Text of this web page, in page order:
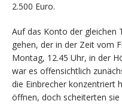
2.500 Euro.
Auf das Konto der gleichen
gehen, der in der Zeit vom
Montag, 12.45 Uhr, in der
war es offensichtlich
die Einbrecher konzentriert
öffnen, doch scheiterten